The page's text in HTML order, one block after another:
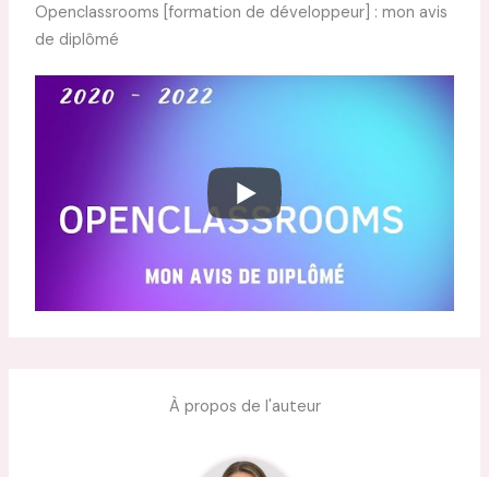
Openclassrooms [formation de développeur] : mon avis
de diplômé
À propos de l'auteur